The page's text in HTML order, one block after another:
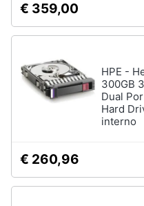
€ 359,00
HPE -
300GB
Dual
Hard
interno
€ 260,96